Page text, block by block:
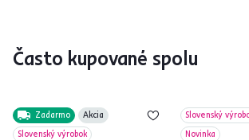
Často kupované spolu
Zadarmo
Akcia
Slovenský výrobok
Slovenský
Novinka